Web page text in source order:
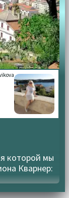
которой мы
Кварнер: